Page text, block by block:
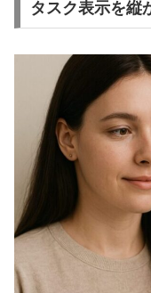
タスク表示を縦